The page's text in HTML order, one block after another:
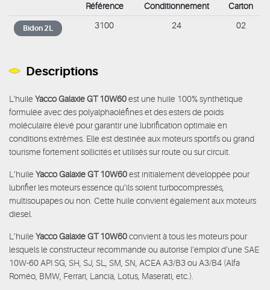
Référence Conditionnement Carton
Bidon 2L 3100 24 02
Descriptions
L'huile Yacco Galaxie GT 10W60est une huile 100% synthétique
formulée avec des polyalphaoléfines et des esters de poids
moléculaire élevé pour garantir une lubrification optimale en
conditions extrêmes. Elle est destinée aux moteurs sportifs ou grand
tourisme fortement sollicités et utilisés sur route ou sur circuit.
L’huile Yacco Galaxie GT 10W60est initialement développée pour
lubrifier les moteurs essence qu’ils soient turbocompressés,
multisoupapes ou non. Cette huile convient également aux moteurs
diesel.
L’huile Yacco Galaxie GT 10W60convient à tous les moteurs pour
lesquels le constructeur recommande ou autorise l’emploi d’une SAE
10W-60 API SG, SH, SJ, SL, SM, SN, ACEA A3/B3 ou A3/B4 (Alfa
Roméo, BMW, Ferrari, Lancia, Lotus, Maserati, etc.).